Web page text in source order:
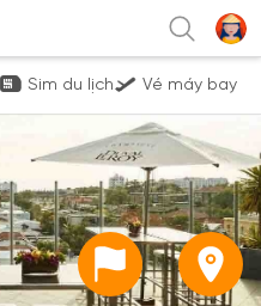
Sim du lịch Vé máy bay